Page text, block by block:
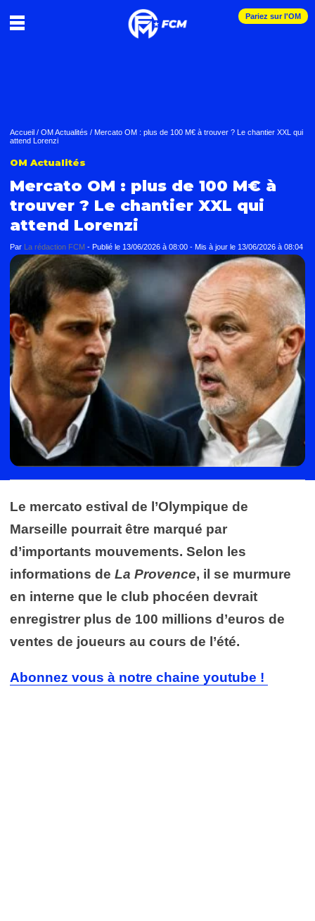
Pariez sur l'OM
Accueil / OM Actualités / Mercato OM : plus de 100 M€ à trouver ? Le chantier XXL qui
attend Lorenzi
OM Actualités
Mercato OM : plus de 100 M€ à
trouver ? Le chantier XXL qui
attend Lorenzi
Par La rédaction FCM - Publié le 13/06/2026 à 08:00 - Mis à jour le 13/06/2026 à 08:04
Le mercato estival de l’Olympique de
Marseille pourrait être marqué par
d’importants mouvements. Selon les
informations de La Provence, il se murmure
en interne que le club phocéen devrait
enregistrer plus de 100 millions d’euros de
ventes de joueurs au cours de l’été.
Abonnez vous à notre chaine youtube !